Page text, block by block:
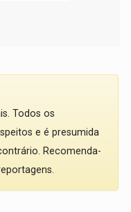
Todos os
e é presumida
Recomenda-